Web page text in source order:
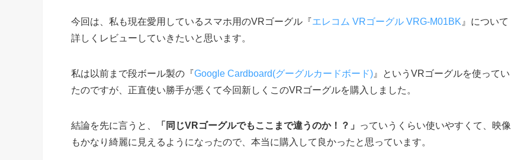
今回は、私も現在愛用しているスマホ用のVRゴーグル『エレコム VRゴーグル VRG-M01BK 』について
詳しくレビューしていきたいと思います。
私は以前まで段ボール製の『Google Cardboard(グーグルカードボード) 』というVRゴーグルを使ってい
たのですが、正直使い勝手が悪くて今回新しくこのVRゴーグルを購入しました。
結論を先に言うと、 「同じVRゴーグルでもここまで違うのか！？」
っていうくらい使いやすくて、映像
もかなり綺麗に見えるようになったので、本当に購入して良かったと思っています。